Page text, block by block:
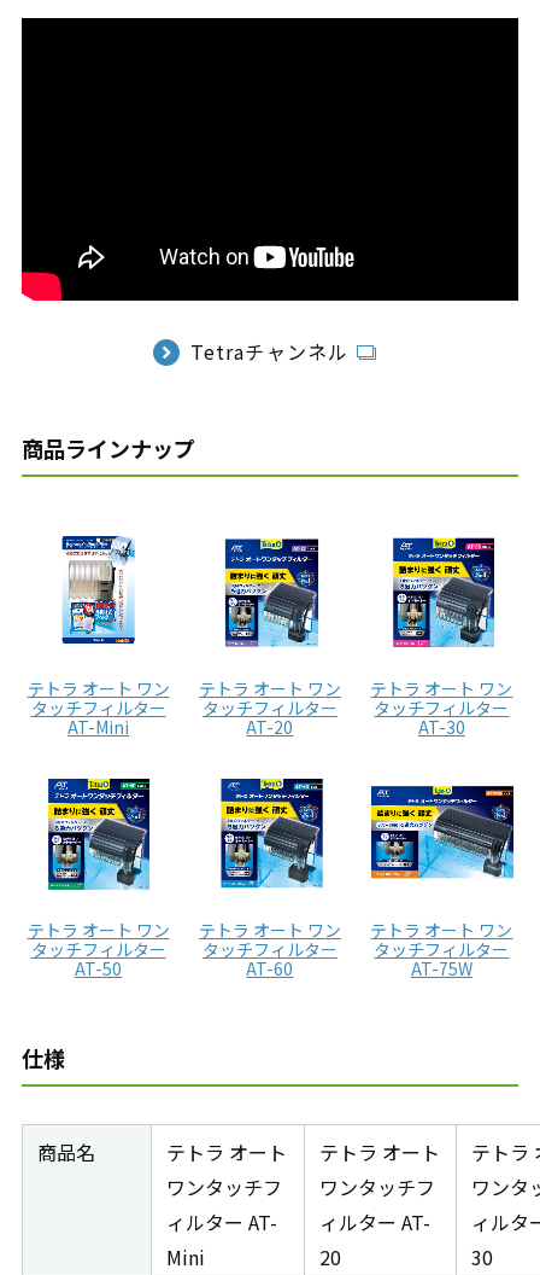
Tetraチャンネル
商品ラインナップ
テトラ オート ワン
タッチフィルター
AT-Mini
テトラ オート ワン
タッチフィルター
AT-20
テトラ オート ワン
タッチフィルター
AT-30
テトラ オート ワン
タッチフィルター
AT-50
テトラ オート ワン
タッチフィルター
AT-60
テトラ オート ワン
タッチフィルター
AT-75W
仕様
商品名
テトラ オート
ワンタッチフ
ィルター AT-
Mini
テトラ オート
ワンタッチフ
ィルター AT-
20
テトラ
ワンタ
ィルタ
30